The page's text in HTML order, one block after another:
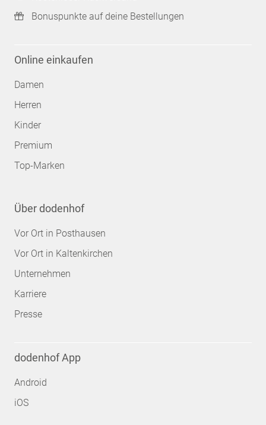
Bonuspunkte auf deine Bestellungen
Online einkaufen
Damen
Herren
Kinder
Premium
Top-Marken
Über dodenhof
Vor Ort in Posthausen
Vor Ort in Kaltenkirchen
Unternehmen
Karriere
Presse
dodenhof App
Android
iOS